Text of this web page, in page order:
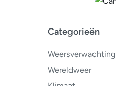
Categorieën
Weersverwachting
Wereldweer